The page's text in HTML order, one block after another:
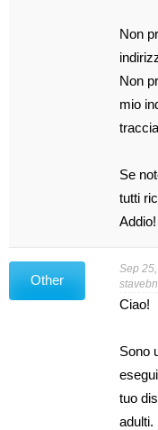
Non
Non
mio
Se
tutti
Addio!
Other
Sep
Ciao!
Sono
tuo
adulti.